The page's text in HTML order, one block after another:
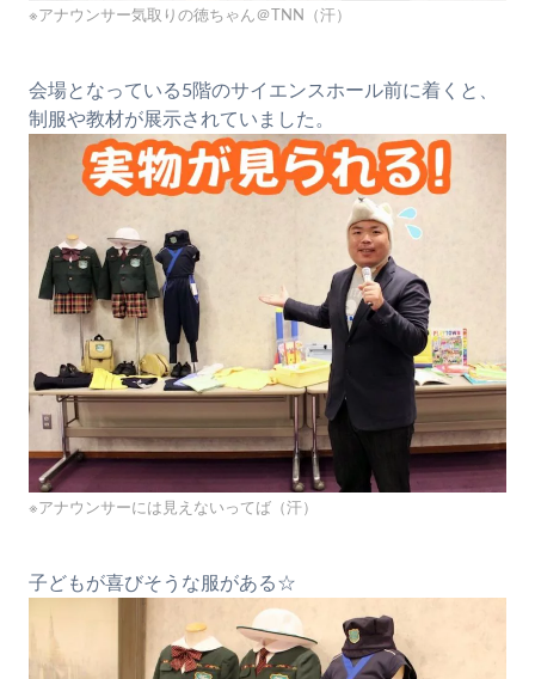
※アナウンサー気取りの徳ちゃん＠TNN（汗）
会場となっている5階のサイエンスホール前に着くと、
制服や教材が展示されていました。
※アナウンサーには見えないってば（汗）
子どもが喜びそうな服がある☆